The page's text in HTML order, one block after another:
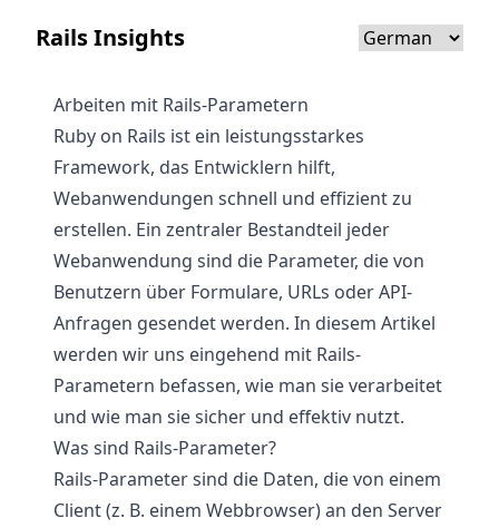
Rails Insights
Arbeiten mit Rails-Parametern
Ruby on Rails ist ein leistungsstarkes
Framework, das Entwicklern hilft,
Webanwendungen schnell und effizient zu
erstellen. Ein zentraler Bestandteil jeder
Webanwendung sind die Parameter, die von
Benutzern über Formulare, URLs oder API-
Anfragen gesendet werden. In diesem Artikel
werden wir uns eingehend mit Rails-
Parametern befassen, wie man sie verarbeitet
und wie man sie sicher und effektiv nutzt.
Was sind Rails-Parameter?
Rails-Parameter sind die Daten, die von einem
Client (z. B. einem Webbrowser) an den Server